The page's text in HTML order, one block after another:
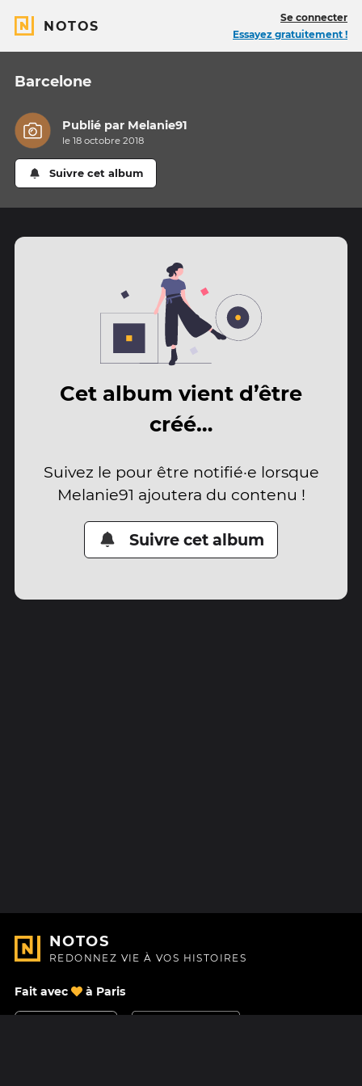
NOTOS
Se connecter
Essayez gratuitement !
Barcelone
Publié par Melanie91
le 18 octobre 2018
Suivre cet album
Cet album vient d’être
créé…
Suivez le pour être notifié·e lorsque
Melanie91 ajoutera du contenu !
Suivre cet album
NOTOS
REDONNEZ VIE À VOS HISTOIRES
Fait avec à Paris